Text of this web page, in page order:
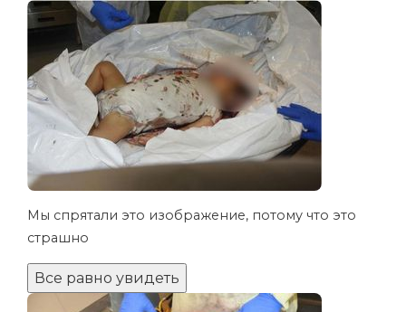
Мы спрятали это изображение, потому что это
страшно
Все равно увидеть